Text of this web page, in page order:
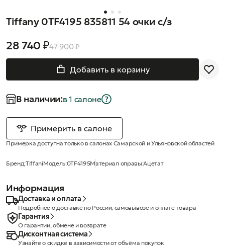
Tiffany 0TF4195 835811 54 очки с/з
28 740 ₽47 900 ₽
Добавить в корзину
В наличии:в 1 салонe
Примерить в салоне
Примерка доступна только в салонах Самарской и Ульяновской областей
Бренд:TiffaniМодель:0TF4195Материал оправы:Ацетат
Информация
Доставка и оплата
Подробнее о доставке по России, самовывозе и оплате товара
Гарантия
О гарантии, обмене и возврате
Дисконтная система
Узнайте о скидке в зависимости от объёма покупок